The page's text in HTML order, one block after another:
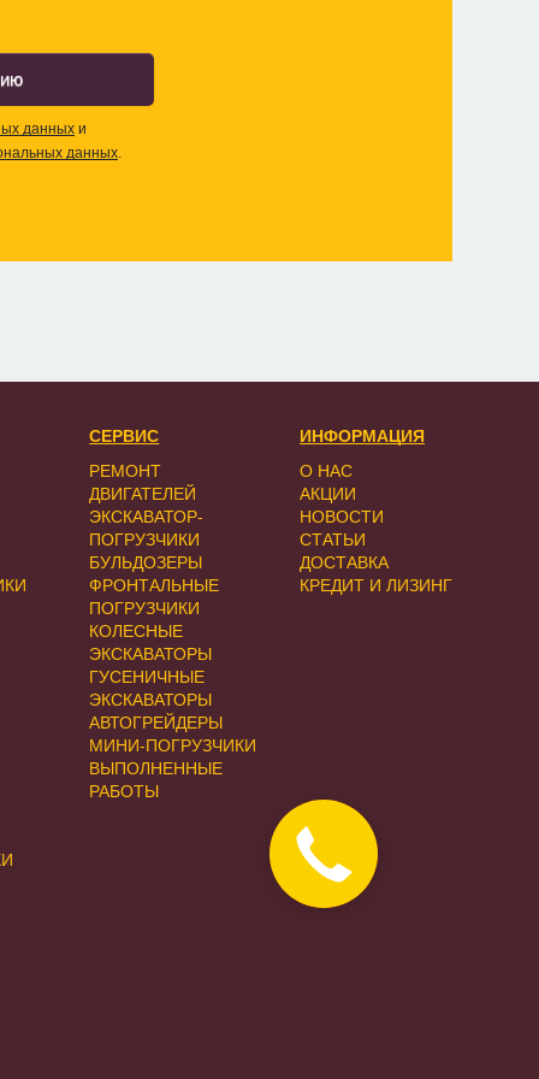
данных и
данных.
СЕРВИС
РЕМОНТ
ДВИГАТЕЛЕЙ
ЭКСКАВАТОР-
ПОГРУЗЧИКИ
БУЛЬДОЗЕРЫ
ФРОНТАЛЬНЫЕ
ПОГРУЗЧИКИ
КОЛЕСНЫЕ
ЭКСКАВАТОРЫ
ГУСЕНИЧНЫЕ
ЭКСКАВАТОРЫ
АВТОГРЕЙДЕРЫ
МИНИ-ПОГРУЗЧИКИ
ВЫПОЛНЕННЫЕ
РАБОТЫ
ИНФОРМАЦИЯ
О НАС
АКЦИИ
НОВОСТИ
СТАТЬИ
ДОСТАВКА
КРЕДИТ И ЛИЗИНГ
Закажите
звонок